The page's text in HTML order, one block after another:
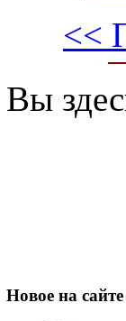
<<
Вы
Новое на сайте